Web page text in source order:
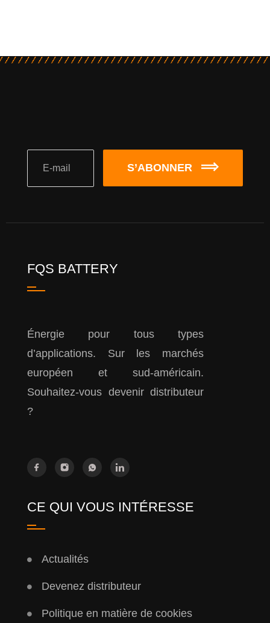
S’ABONNER
FQS BATTERY
Énergie pour tous types
d’applications. Sur les marchés
européen et sud-américain.
Souhaitez-vous devenir distributeur
?
CE QUI VOUS INTÉRESSE
Actualités
Devenez distributeur
Politique en matière de cookies